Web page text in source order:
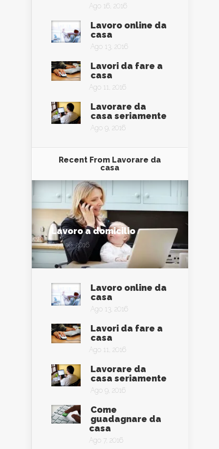
Ago 16, 2016
Lavoro online da
casa
Ago 13, 2016
Lavori da fare a
casa
Ago 11, 2016
Lavorare da
casa seriamente
Ago 9, 2016
Recent From Lavorare da
casa
Lavoro a domicilio
Ago 16, 2016
Lavoro online da
casa
Ago 13, 2016
Lavori da fare a
casa
Ago 11, 2016
Lavorare da
casa seriamente
Ago 9, 2016
Come
guadagnare da
casa
Ago 7, 2016